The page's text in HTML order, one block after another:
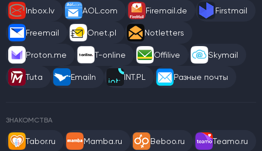
Inbox.lv AOL.com Firemail.de Firstmail
Freemail Onet.pl Notletters
Proton.me T-online Offilive Skymail
Tuta Emailn INT.PL Разные почты
ЗНАКОМСТВА
Tabor.ru Mamba.ru Beboo.ru Teamo.ru